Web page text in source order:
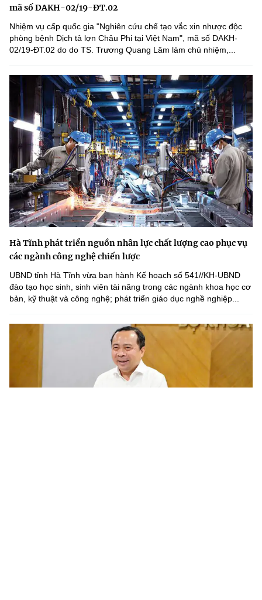
mã số DAKH-02/19-ĐT.02
Nhiệm vụ cấp quốc gia "Nghiên cứu chế tạo vắc xin nhược độc
phòng bệnh Dịch tả lợn Châu Phi tại Việt Nam", mã số DAKH-
02/19-ĐT.02 do do TS. Trương Quang Lâm làm chủ nhiệm,...
Hà Tĩnh phát triển nguồn nhân lực chất lượng cao phục vụ
các ngành công nghệ chiến lược
UBND tỉnh Hà Tĩnh vừa ban hành Kế hoạch số 541//KH-UBND
đào tạo học sinh, sinh viên tài năng trong các ngành khoa học cơ
bản, kỹ thuật và công nghệ; phát triển giáo dục nghề nghiệp...